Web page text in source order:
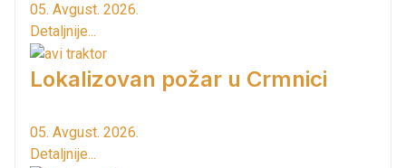
05. Avgust. 2026.
Detaljnije...
Lokalizovan požar u Crmnici
05. Avgust. 2026.
Detaljnije...